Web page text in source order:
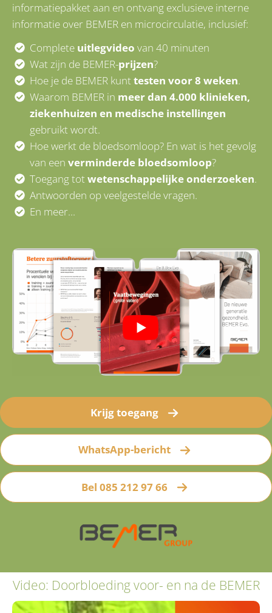
informatiepakket aan en ontvang exclusieve interne
informatie over BEMER en microcirculatie, inclusief:
Complete uitlegvideo van 40 minuten
Wat zijn de BEMER-prijzen?
Hoe je de BEMER kunttesten voor 8 weken.
Waarom BEMER in meer dan 4.000 klinieken,
ziekenhuizen en medische instellingen
gebruikt wordt.
Hoe werkt de bloedsomloop? En wat is het gevolg
van een verminderde bloedsomloop?
Toegang totwetenschappelijke onderzoeken.
Antwoorden op veelgestelde vragen.
En meer...
Krijg toegang
WhatsApp-bericht
Bel 085 212 97 66
Video: Doorbloeding voor- en na de BEMER